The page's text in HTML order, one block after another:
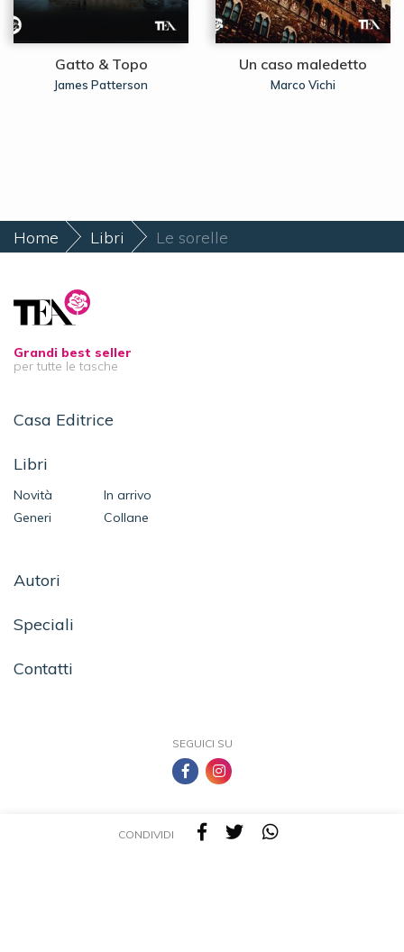
Gatto & Topo
James Patterson
Un caso maledetto
Marco Vichi
CONDIVIDI
Home Libri Le sorelle
Grandi best seller
per tutte le tasche
Casa Editrice
Libri
Novità
In arrivo
Generi
Collane
Autori
Speciali
Contatti
SEGUICI SU